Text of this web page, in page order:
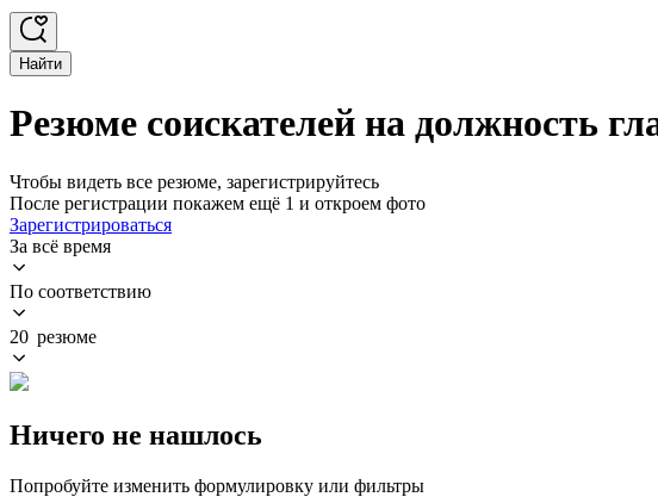
Найти
Резюме соискателей на должность
Чтобы видеть все резюме, зарегистрируйтесь
После регистрации покажем ещё 1 и откроем фото
Зарегистрироваться
За всё время
По соответствию
20 резюме
Ничего не нашлось
Попробуйте изменить формулировку или фильтры